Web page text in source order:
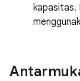
kapasitas.